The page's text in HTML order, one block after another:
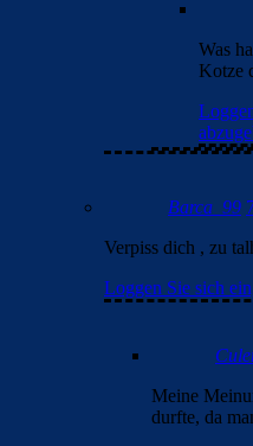
Was
Kotze
Barca_99
Verpiss dich , zu
Loggen Sie sich
Meine
durfte, da